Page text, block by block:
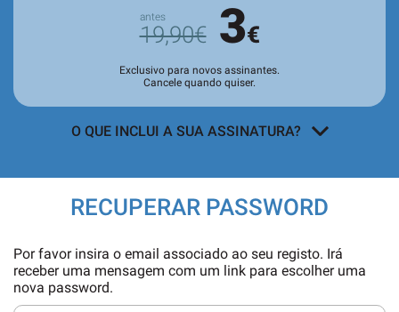
19,90€ 3€
Exclusivo para novos assinantes.
Cancele quando quiser.
O QUE INCLUI A SUA ASSINATURA?
nas aplicações.
de chegar às bancas.
Acesso ao
RECUPERAR PASSWORD
Por favor insira o email associado ao seu registo. Irá
receber uma mensagem com um link para escolher uma
nova password.